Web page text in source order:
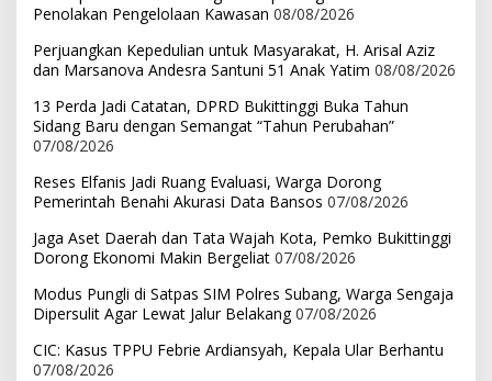
Penolakan Pengelolaan Kawasan 08/08/2026
Perjuangkan Kepedulian untuk Masyarakat, H. Arisal Aziz
dan Marsanova Andesra Santuni 51 Anak Yatim 08/08/2026
13 Perda Jadi Catatan, DPRD Bukittinggi Buka Tahun
Sidang Baru dengan Semangat “Tahun Perubahan”
07/08/2026
Reses Elfanis Jadi Ruang Evaluasi, Warga Dorong
Pemerintah Benahi Akurasi Data Bansos 07/08/2026
Jaga Aset Daerah dan Tata Wajah Kota, Pemko Bukittinggi
Dorong Ekonomi Makin Bergeliat 07/08/2026
Modus Pungli di Satpas SIM Polres Subang, Warga Sengaja
Dipersulit Agar Lewat Jalur Belakang 07/08/2026
CIC: Kasus TPPU Febrie Ardiansyah, Kepala Ular Berhantu
07/08/2026